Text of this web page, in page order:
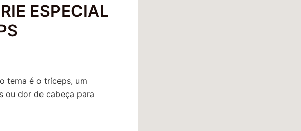
ESPECIAL
tema é o tríceps, um
ou dor de cabeça para